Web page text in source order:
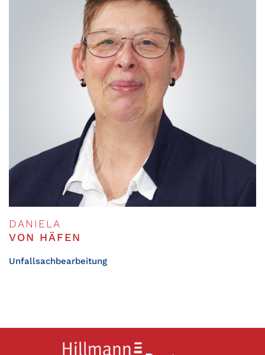
DANIELA
VON HÄFEN
Unfallsachbearbeitung